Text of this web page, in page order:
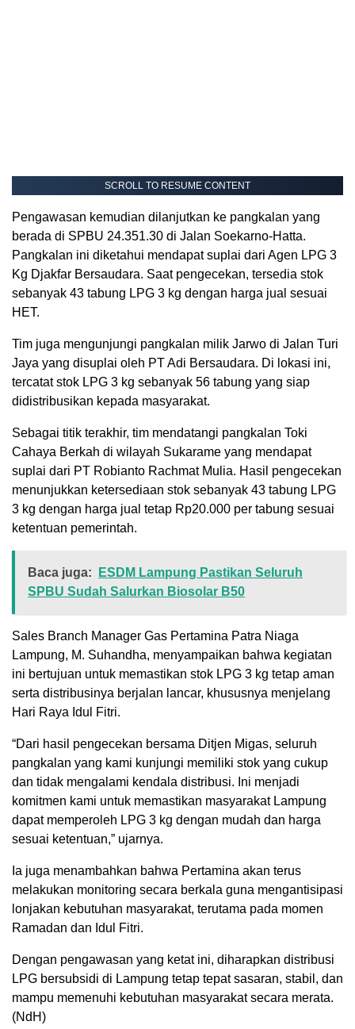
SCROLL TO RESUME CONTENT
Pengawasan kemudian dilanjutkan ke pangkalan yang
berada di SPBU 24.351.30 di Jalan Soekarno-Hatta.
Pangkalan ini diketahui mendapat suplai dari Agen LPG 3
Kg Djakfar Bersaudara. Saat pengecekan, tersedia stok
sebanyak 43 tabung LPG 3 kg dengan harga jual sesuai
HET.
Tim juga mengunjungi pangkalan milik Jarwo di Jalan Turi
Jaya yang disuplai oleh PT Adi Bersaudara. Di lokasi ini,
tercatat stok LPG 3 kg sebanyak 56 tabung yang siap
didistribusikan kepada masyarakat.
Sebagai titik terakhir, tim mendatangi pangkalan Toki
Cahaya Berkah di wilayah Sukarame yang mendapat
suplai dari PT Robianto Rachmat Mulia. Hasil pengecekan
menunjukkan ketersediaan stok sebanyak 43 tabung LPG
3 kg dengan harga jual tetap Rp20.000 per tabung sesuai
ketentuan pemerintah.
Baca juga:
ESDM Lampung Pastikan Seluruh
SPBU Sudah Salurkan Biosolar B50
Sales Branch Manager Gas Pertamina Patra Niaga
Lampung, M. Suhandha, menyampaikan bahwa kegiatan
ini bertujuan untuk memastikan stok LPG 3 kg tetap aman
serta distribusinya berjalan lancar, khususnya menjelang
Hari Raya Idul Fitri.
“Dari hasil pengecekan bersama Ditjen Migas, seluruh
pangkalan yang kami kunjungi memiliki stok yang cukup
dan tidak mengalami kendala distribusi. Ini menjadi
komitmen kami untuk memastikan masyarakat Lampung
dapat memperoleh LPG 3 kg dengan mudah dan harga
sesuai ketentuan,” ujarnya.
Ia juga menambahkan bahwa Pertamina akan terus
melakukan monitoring secara berkala guna mengantisipasi
lonjakan kebutuhan masyarakat, terutama pada momen
Ramadan dan Idul Fitri.
Dengan pengawasan yang ketat ini, diharapkan distribusi
LPG bersubsidi di Lampung tetap tepat sasaran, stabil, dan
mampu memenuhi kebutuhan masyarakat secara merata.
(NdH)